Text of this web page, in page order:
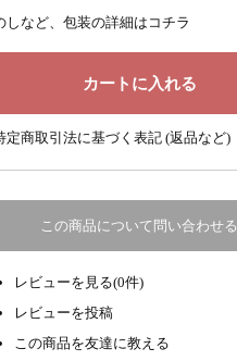
しなど、包装の詳細はコチラ
定商取引法に基づく表記 (返品など)
この商品について問い合わせる
レビューを見る(0件)
レビューを投稿
この商品を友達に教える